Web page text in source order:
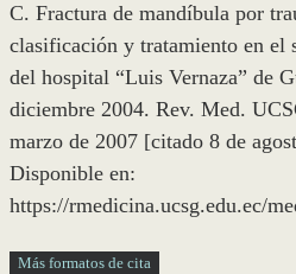
C. Fractura de mandíbula por
clasificación y tratamiento en
del hospital “Luis Vernaza” de
diciembre 2004. Rev. Med.
marzo de 2007 [citado 8 de
Disponible en:
https://rmedicina.ucsg.edu.ec/
Más formatos de cita